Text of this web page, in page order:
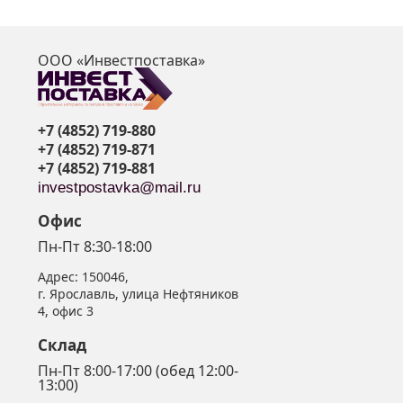
ООО «Инвестпоставка»
+7 (4852) 719-880
+7 (4852) 719-871
+7 (4852) 719-881
investpostavka@mail.ru
Офис
Пн-Пт 8:30-18:00
Адрес: 150046,
г. Ярославль, улица Нефтяников
4, офис 3
Склад
Пн-Пт 8:00-17:00 (обед 12:00-
13:00)